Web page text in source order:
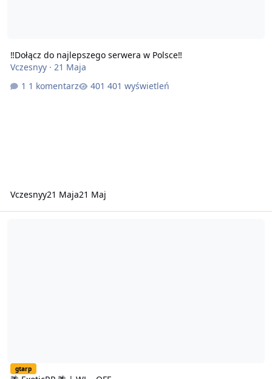
‼️Dołącz do najlepszego serwera w Polsce‼️
Vczesnyy· 21 Maja
1 komentarz
401 wyświetleń
Vczesnyy21 Maja21 Maj
gtarp